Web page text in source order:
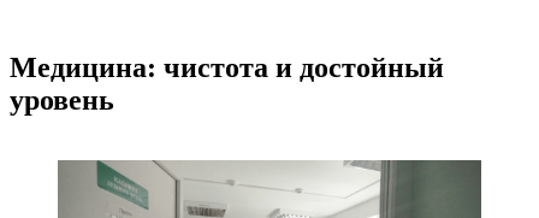
Медицина: чистота и достойный
уровень